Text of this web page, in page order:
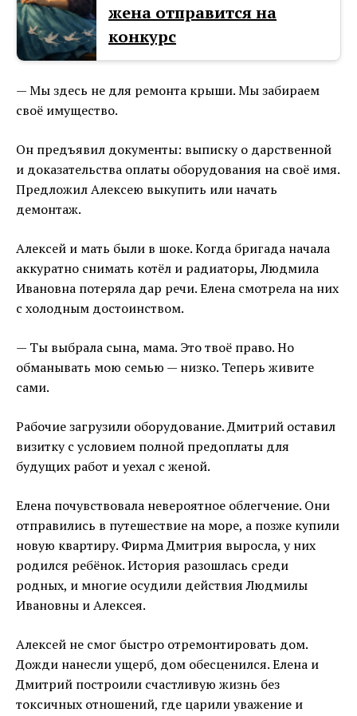
жена отправится на
конкурс
— Мы здесь не для ремонта крыши. Мы забираем
своё имущество.
Он предъявил документы: выписку о дарственной
и доказательства оплаты оборудования на своё имя.
Предложил Алексею выкупить или начать
демонтаж.
Алексей и мать были в шоке. Когда бригада начала
аккуратно снимать котёл и радиаторы, Людмила
Ивановна потеряла дар речи. Елена смотрела на них
с холодным достоинством.
— Ты выбрала сына, мама. Это твоё право. Но
обманывать мою семью — низко. Теперь живите
сами.
Рабочие загрузили оборудование. Дмитрий оставил
визитку с условием полной предоплаты для
будущих работ и уехал с женой.
Елена почувствовала невероятное облегчение. Они
отправились в путешествие на море, а позже купили
новую квартиру. Фирма Дмитрия выросла, у них
родился ребёнок. История разошлась среди
родных, и многие осудили действия Людмилы
Ивановны и Алексея.
Алексей не смог быстро отремонтировать дом.
Дожди нанесли ущерб, дом обесценился. Елена и
Дмитрий построили счастливую жизнь без
токсичных отношений, где царили уважение и